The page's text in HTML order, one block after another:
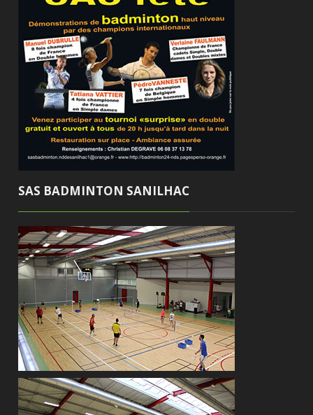
SAS BADMINTON SANILHAC